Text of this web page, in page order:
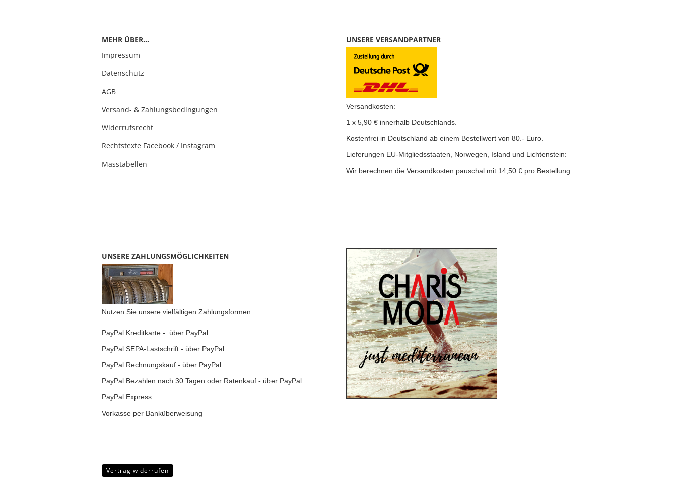
MEHR ÜBER...
Impressum
Datenschutz
AGB
Versand- & Zahlungsbedingungen
Widerrufsrecht
Rechtstexte Facebook / Instagram
Masstabellen
UNSERE VERSANDPARTNER
Versandkosten:
1 x 5,90 € innerhalb Deutschlands.
Kostenfrei in Deutschland ab einem Bestellwert von 80.- Euro.
Lieferungen EU-Mitgliedsstaaten, Norwegen, Island und Lichtenstein:
Wir berechnen die Versandkosten pauschal mit 14,50 € pro Bestellung.
UNSERE ZAHLUNGSMÖGLICHKEITEN
Nutzen Sie unsere vielfältigen Zahlungsformen:
PayPal Kreditkarte - über PayPal
PayPal SEPA-Lastschrift - über PayPal
PayPal Rechnungskauf - über PayPal
PayPal Bezahlen nach 30 Tagen oder Ratenkauf - über PayPal
PayPal Express
Vorkasse per Banküberweisung
Vertrag widerrufen